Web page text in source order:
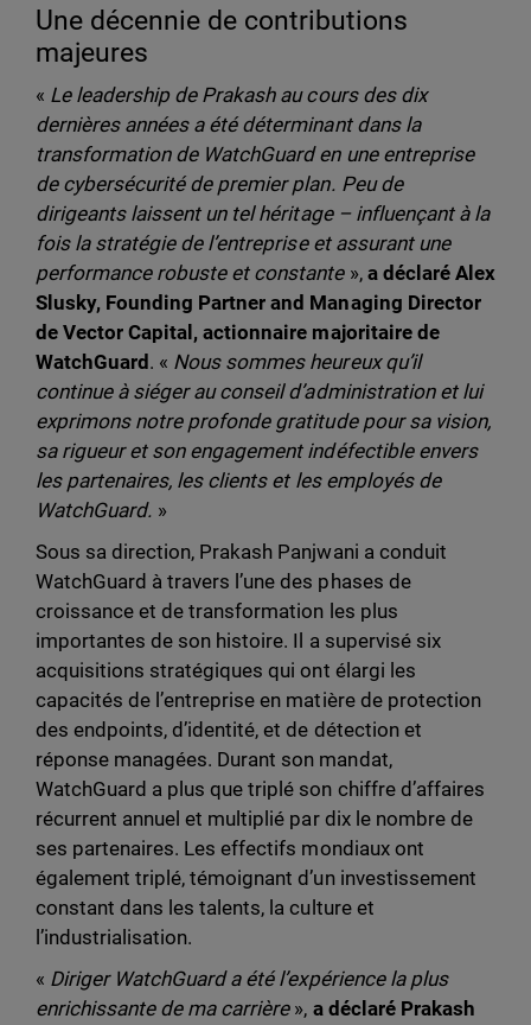
Une décennie de contributions
majeures
« Le leadership de Prakash au cours des dix
dernières années a été déterminant dans la
transformation de WatchGuard en une entreprise
de cybersécurité de premier plan. Peu de
dirigeants laissent un tel héritage – influençant à la
fois la stratégie de l’entreprise et assurant une
performance robuste et constante », a déclaré Alex
Slusky, Founding Partner and Managing Director
de Vector Capital, actionnaire majoritaire de
WatchGuard . « Nous sommes heureux qu’il
continue à siéger au conseil d’administration et lui
exprimons notre profonde gratitude pour sa vision,
sa rigueur et son engagement indéfectible envers
les partenaires, les clients et les employés de
WatchGuard. »
Sous sa direction, Prakash Panjwani a conduit
WatchGuard à travers l’une des phases de
croissance et de transformation les plus
importantes de son histoire. Il a supervisé six
acquisitions stratégiques qui ont élargi les
capacités de l’entreprise en matière de protection
des endpoints, d’identité, et de détection et
réponse managées. Durant son mandat,
WatchGuard a plus que triplé son chiffre d’affaires
récurrent annuel et multiplié par dix le nombre de
ses partenaires. Les effectifs mondiaux ont
également triplé, témoignant d’un investissement
constant dans les talents, la culture et
l’industrialisation.
« Diriger WatchGuard a été l’expérience la plus
enrichissante de ma carrière», a déclaré Prakash